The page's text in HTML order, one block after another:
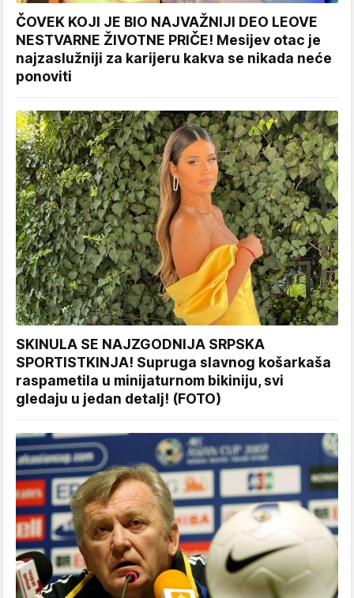
ČOVEK KOJI JE BIO NAJVAŽNIJI DEO LEOVE
NESTVARNE ŽIVOTNE PRIČE! Mesijev otac je
najzaslužniji za karijeru kakva se nikada neće
ponoviti
SKINULA SE NAJZGODNIJA SRPSKA
SPORTISTKINJA! Supruga slavnog košarkaša
raspametila u minijaturnom bikiniju, svi
gledaju u jedan detalj! (FOTO)